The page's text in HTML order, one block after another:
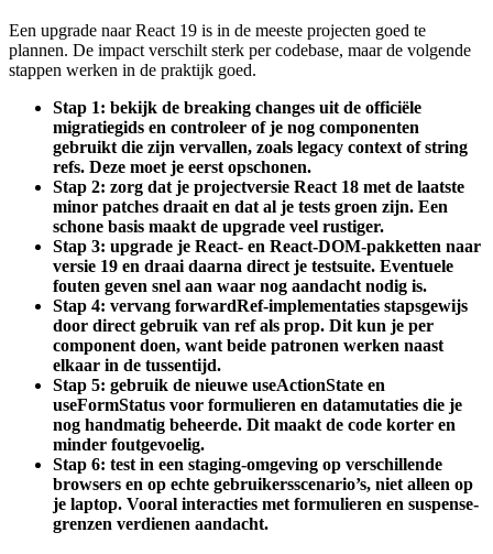
Een upgrade naar React 19 is in de meeste projecten goed te
plannen. De impact verschilt sterk per codebase, maar de volgende
stappen werken in de praktijk goed.
Stap 1: bekijk de breaking changes uit de officiële
migratiegids en controleer of je nog componenten
gebruikt die zijn vervallen, zoals legacy context of string
refs. Deze moet je eerst opschonen.
Stap 2: zorg dat je projectversie React 18 met de laatste
minor patches draait en dat al je tests groen zijn. Een
schone basis maakt de upgrade veel rustiger.
Stap 3: upgrade je React- en React-DOM-pakketten naar
versie 19 en draai daarna direct je testsuite. Eventuele
fouten geven snel aan waar nog aandacht nodig is.
Stap 4: vervang forwardRef-implementaties stapsgewijs
door direct gebruik van ref als prop. Dit kun je per
component doen, want beide patronen werken naast
elkaar in de tussentijd.
Stap 5: gebruik de nieuwe useActionState en
useFormStatus voor formulieren en datamutaties die je
nog handmatig beheerde. Dit maakt de code korter en
minder foutgevoelig.
Stap 6: test in een staging-omgeving op verschillende
browsers en op echte gebruikersscenario’s, niet alleen op
je laptop. Vooral interacties met formulieren en suspense-
grenzen verdienen aandacht.